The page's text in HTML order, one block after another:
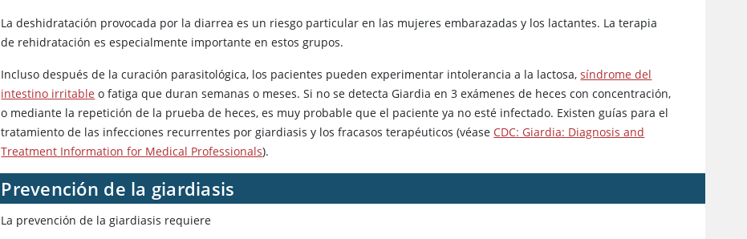
La deshidratación provocada por la diarrea es un riesgo particular en las mujeres embarazadas y los lactantes. La terapia
de rehidratación es especialmente importante en estos grupos.
Incluso después de la curación parasitológica, los pacientes pueden experimentar intolerancia a la lactosa,síndrome del
intestino irritable o fatiga que duran semanas o meses. Si no se detecta Giardia en 3 exámenes de heces con concentración,
o mediante la repetición de la prueba de heces, es muy probable que el paciente ya no esté infectado. Existen guías para el
tratamiento de las infecciones recurrentes por giardiasis y los fracasos terapéuticos (véase CDC: Giardia: Diagnosis and
Treatment Information for Medical Professionals).
Prevención de la giardiasis
La prevención de la giardiasis requiere